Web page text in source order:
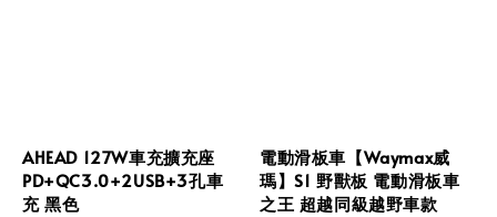
AHEAD 127W車充擴充座
PD+QC3.0+2USB+3孔車
充 黑色
電動滑板車【Waymax威
瑪】S1 野獸板 電動滑板車
之王 超越同級越野車款